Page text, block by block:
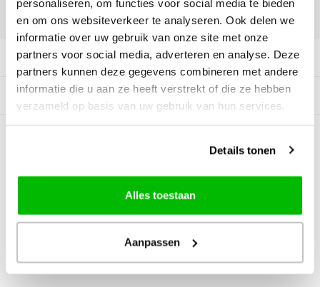
personaliseren, om functies voor social media te bieden
en om ons websiteverkeer te analyseren. Ook delen we
informatie over uw gebruik van onze site met onze
partners voor social media, adverteren en analyse. Deze
partners kunnen deze gegevens combineren met andere
informatie die u aan ze heeft verstrekt of die ze hebben
verzameld op basis van uw gebruik van hun services.
Details tonen
Alles toestaan
Aanpassen
DELEN:
Productomschrijving
Tags
0Reviews